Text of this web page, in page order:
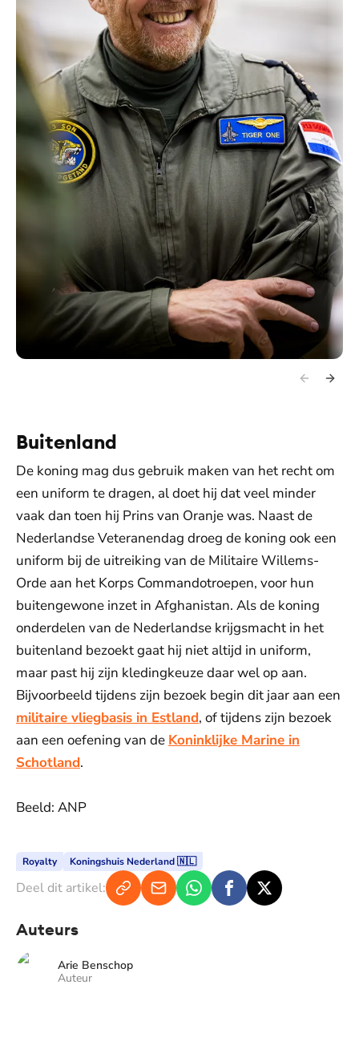
Buitenland
De koning mag dus gebruik maken van het recht om
een uniform te dragen, al doet hij dat veel minder
vaak dan toen hij Prins van Oranje was. Naast de
Nederlandse Veteranendag droeg de koning ook een
uniform bij de uitreiking van de Militaire Willems-
Orde aan het Korps Commandotroepen, voor hun
buitengewone inzet in Afghanistan. Als de koning
onderdelen van de Nederlandse krijgsmacht in het
buitenland bezoekt gaat hij niet altijd in uniform,
maar past hij zijn kledingkeuze daar wel op aan.
Bijvoorbeeld tijdens zijn bezoek begin dit jaar aan een
militaire vliegbasis in Estland, of tijdens zijn bezoek
aan een oefening van de Koninklijke Marine in
Schotland.
Beeld: ANP
Royalty Koningshuis Nederland 🇳🇱
Deel dit artikel:
Auteurs
Arie Benschop
Auteur